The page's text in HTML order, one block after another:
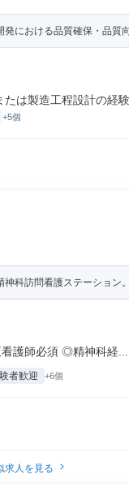
における品質確保・品質
は製造工程設計の経験
+5個
科訪問看護ステーション
護師必須 ◎精神科経...
者歓迎 +6個
求人を見る